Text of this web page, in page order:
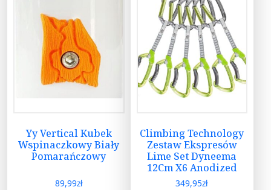
Yy Vertical Kubek
Wspinaczkowy Biały
Pomarańczowy
89,99zł
Climbing Technology
Zestaw Ekspresów
Lime Set Dyneema
12Cm X6 Anodized
349,95zł